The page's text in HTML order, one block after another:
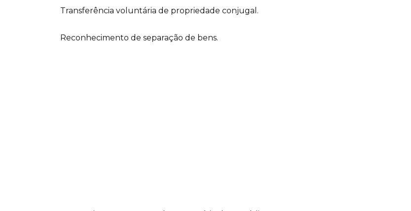
Transferência voluntária de propriedade conjugal.
Reconhecimento de separação de bens.